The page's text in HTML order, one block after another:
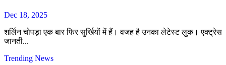
Dec 18, 2025
शर्लिन चोपड़ा एक बार फिर सुर्खियों में हैं। वजह है उनका लेटेस्ट लुक। एक्ट्रेस
जानती...
Trending News